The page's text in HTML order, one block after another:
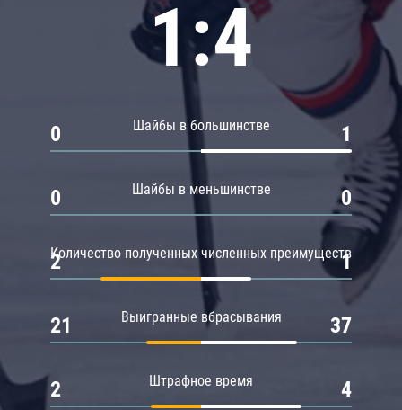
1:4
Шайбы в большинстве
0 1
Шайбы в меньшинстве
0 0
Количество полученных численных преимуществ
2 1
Выигранные вбрасывания
21 37
Штрафное время
2 4